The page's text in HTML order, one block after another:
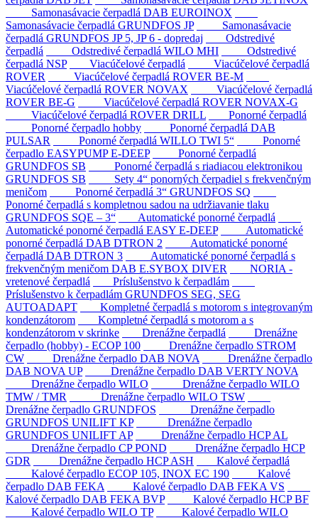
Samonasávacie čerpadlá DAB EUROINOX
Samonasávacie čerpadlá GRUNDFOS JP
Samonasávacie
čerpadlá GRUNDFOS JP 5, JP 6 - dopredaj
Odstredivé
čerpadlá
Odstredivé čerpadlá WILO MHI
Odstredivé
čerpadlá NSP
Viacúčelové čerpadlá
Viacúčelové čerpadlá
ROVER
Viacúčelové čerpadlá ROVER BE-M
Viacúčelové čerpadlá ROVER NOVAX
Viacúčelové čerpadlá
ROVER BE-G
Viacúčelové čerpadlá ROVER NOVAX-G
Viacúčelové čerpadlá ROVER DRILL
Ponorné čerpadlá
Ponorné čerpadlo hobby
Ponorné čerpadlá DAB
PULSAR
Ponorné čerpadlá WILLO TWI 5“
Ponorné
čerpadlo EASYPUMP E-DEEP
Ponorné čerpadlá
GRUNDFOS SB
Ponorné čerpadlá s riadiacou elektronikou
GRUNDFOS SB
Sety 4“ ponorných čerpadiel s frekvenčným
meničom
Ponorné čerpadlá 3“ GRUNDFOS SQ
Ponorné čerpadlá s kompletnou sadou na udržiavanie tlaku
GRUNDFOS SQE – 3“
Automatické ponorné čerpadlá
Automatické ponorné čerpadlá EASY E-DEEP
Automatické
ponorné čerpadlá DAB DTRON 2
Automatické ponorné
čerpadlá DAB DTRON 3
Automatické ponorné čerpadlá s
frekvenčným meničom DAB E.SYBOX DIVER
NORIA -
vretenové čerpadlá
Príslušenstvo k čerpadlám
Príslušenstvo k čerpadlám GRUNDFOS SEG, SEG
AUTOADAPT
Kompletné čerpadlá s motorom s integrovaným
kondenzátorom
Kompletné čerpadlá s motorom a s
kondenzátorom v skrinke
Drenážne čerpadlá
Drenážne
čerpadlo (hobby) - ECOP 100
Drenážne čerpadlo STROM
CW
Drenážne čerpadlo DAB NOVA
Drenážne čerpadlo
DAB NOVA UP
Drenážne čerpadlo DAB VERTY NOVA
Drenážne čerpadlo WILO
Drenážne čerpadlo WILO
TMW / TMR
Drenážne čerpadlo WILO TSW
Drenážne čerpadlo GRUNDFOS
Drenážne čerpadlo
GRUNDFOS UNILIFT KP
Drenážne čerpadlo
GRUNDFOS UNILIFT AP
Drenážne čerpadlo HCP AL
Drenážne čerpadlo CP POND
Drenážne čerpadlo HCP
GDR
Drenážne čerpadlo HCP ASH
Kalové čerpadlá
Kalové čerpadlo ECOP 105, INOX EC 190
Kalové
čerpadlo DAB FEKA
Kalové čerpadlo DAB FEKA VS
Kalové čerpadlo DAB FEKA BVP
Kalové čerpadlo HCP BF
Kalové čerpadlo WILO TP
Kalové čerpadlo WILO